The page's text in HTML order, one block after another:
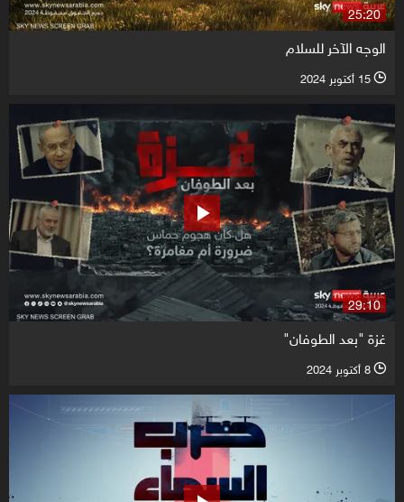
25:20
الوجه الآخر للسلام
l 15 أكتوبر 2024
29:10
غزة "بعد الطوفان"
l 8 أكتوبر 2024